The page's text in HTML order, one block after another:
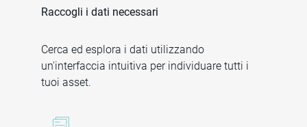
Raccogli i dati necessari
Cerca ed esplora i dati utilizzando
un'interfaccia intuitiva per individuare tutti i
tuoi asset.